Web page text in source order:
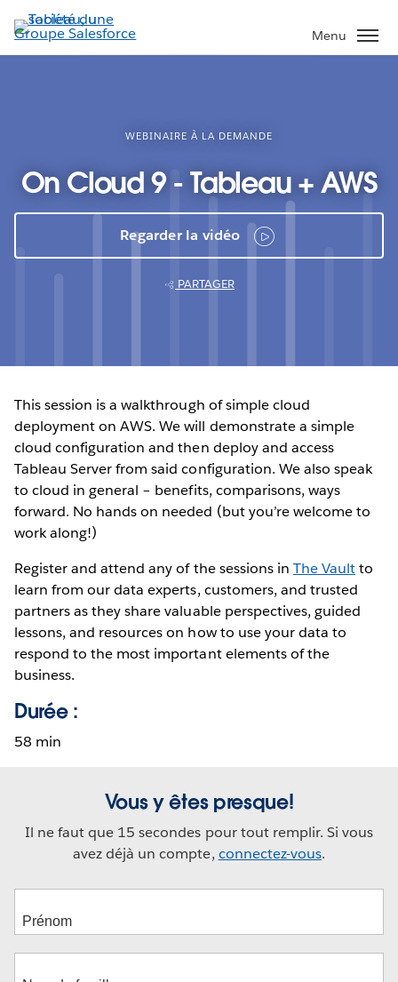
Aller
au
contenu
Menu
WEBINAIRE À LA DEMANDE
On Cloud 9 - Tableau + AWS
Regarder la vidéo
PARTAGER
This session is a walkthrough of simple cloud
deployment on AWS. We will demonstrate a simple
cloud configuration and then deploy and access
Tableau Server from said configuration. We also speak
to cloud in general – benefits, comparisons, ways
forward. No hands on needed (but you’re welcome to
work along!)
Register and attend any of the sessions in The Vaultto
learn from our data experts, customers, and trusted
partners as they share valuable perspectives, guided
lessons, and resources on how to use your data to
respond to the most important elements of the
business.
Durée :
58 min
Vous y êtes presque!
Il ne faut que 15 secondes pour tout remplir. Si vous
avez déjà un compte, connectez-vous.